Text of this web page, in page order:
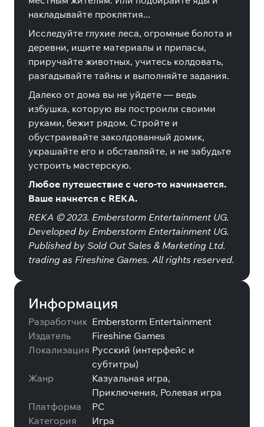
накладывайте проклятия...
Исследуйте глухие леса, огромные болота и
деревни, ищите материалы и припасы,
приручайте животных, учитесь колдовать,
разгадывайте тайны и выполняйте задания.
Далеко от дома вы не уйдете — ведь
избушка, которую вы построили своими
руками, бежит рядом. Стройте и
обустраивайте заколдованный домик,
украшайте его и обставляйте, и не забудьте
устроить мастерскую.
Любое путешествие с чего-то начинается.
Ваше начнется с REKA.
REKA © 2023. Emberstorm Entertainment UG.
Developed by Emberstorm Entertainment UG.
Published by Sold Out Sales & Marketing Ltd.
trading as Fireshine Games. All rights reserved.
Информация
Разработчик Emberstorm Entertainment
Издатель
Fireshine Games
Локализация Русский (интерфейс и
субтитры)
Жанр
Казуальная игра,
Приключения, Ролевая игра
Платформа
PC
Категория
Игра